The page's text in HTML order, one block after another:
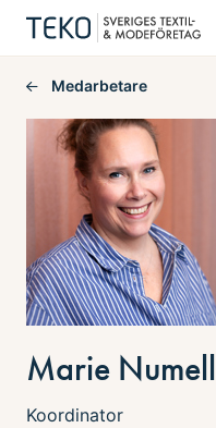
Medarbetare
Marie Numell
Koordinator